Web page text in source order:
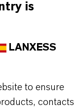
de los
de los menús
de descarga.
is
LANXESS
to ensure
contacts